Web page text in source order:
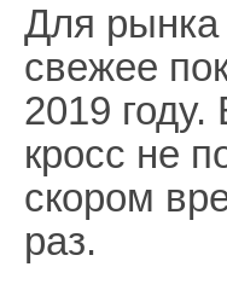
Для рынка
свежее
2019
кросс не
скором
раз.